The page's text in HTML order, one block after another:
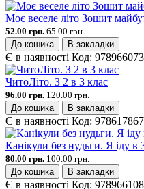
Моє веселе літо Зошит
52.00 грн. 65.00 грн.
До кошика
В закладки
Є в наявності Код:
ЧитоЛіто. З 2 в 3 клас
96.00 грн. 120.00 грн.
До кошика
В закладки
Є в наявності Код:
Канікули без нудьги. Я іду в
80.00 грн. 100.00 грн.
До кошика
В закладки
Є в наявності Код: